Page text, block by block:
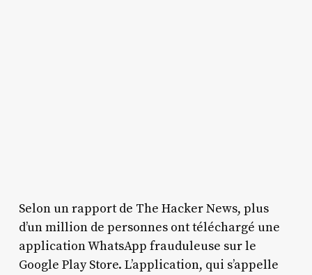
Selon un rapport de The Hacker News, plus
d’un million de personnes ont téléchargé une
application WhatsApp frauduleuse sur le
Google Play Store. L’application, qui s’appelle